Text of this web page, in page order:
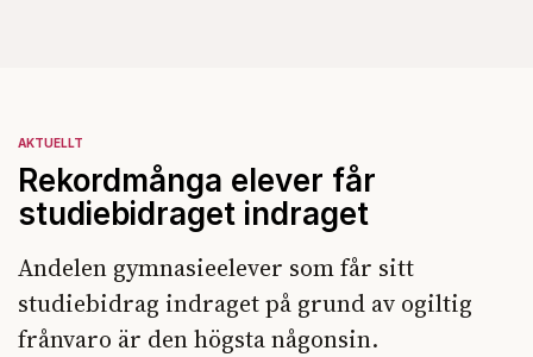
AKTUELLT
Rekordmånga elever får
studiebidraget indraget
Andelen gymnasieelever som får sitt
studiebidrag indraget på grund av ogiltig
frånvaro är den högsta någonsin.